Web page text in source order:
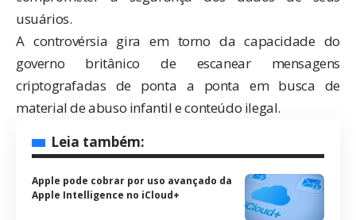
usuários.
A controvérsia gira em torno da capacidade do
governo britânico de escanear mensagens
criptografadas de ponta a ponta em busca de
material de abuso infantil e conteúdo ilegal.
Leia também:
Apple pode cobrar por uso avançado da
Apple Intelligence no iCloud+